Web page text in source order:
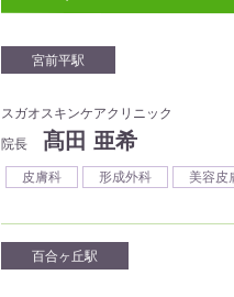
宮前平駅
スガオスキンケアクリニック
院長
髙田 亜希
皮膚科 形成外科 美容皮
百合ヶ丘駅